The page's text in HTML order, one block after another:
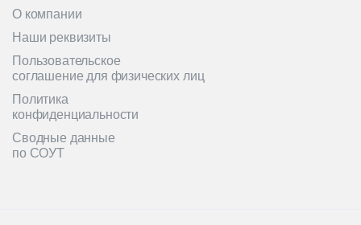
О компании
Наши реквизиты
Пользовательское
соглашение для физических лиц
Политика
конфиденциальности
Сводные данные
по СОУТ